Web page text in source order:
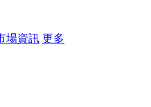
場資訊 更多